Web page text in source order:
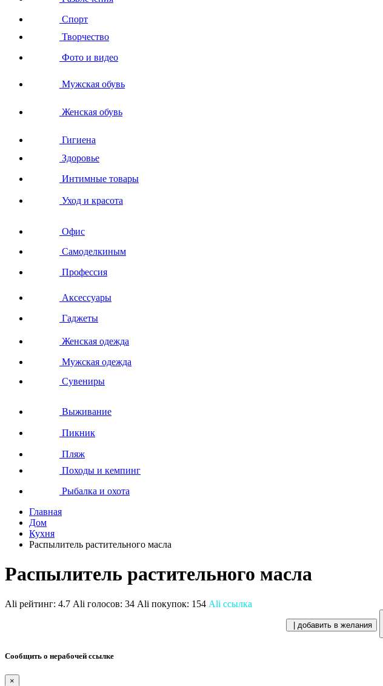
Спорт
Творчество
Фото и видео
Мужская обувь
Женская обувь
Гигиена
Здоровье
Интимные товары
Уход и красота
Офис
Самоделкиным
Профессия
Аксессуары
Гаджеты
Женская одежда
Мужская одежда
Сувениры
Выживание
Пикник
Пляж
Походы и кемпинг
Рыбалка и охота
Главная
Дом
Кухня
Распылитель растительного масла
Распылитель растительного масла
Ali рейтинг: 4.7 Ali голосов: 34 Ali покупок: 154 Ali ссылка
| добавить в желания
Сообщить о нерабочей ссылке
×